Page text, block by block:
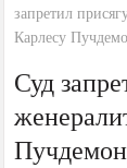
запретил
Карлесу
Суд